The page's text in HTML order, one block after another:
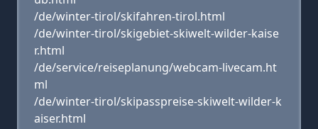
/de/winter-tirol/skifahren-tirol.html
/de/winter-tirol/skigebiet-skiwelt-wilder-kaise
r.html
/de/service/reiseplanung/webcam-livecam.ht
ml
/de/winter-tirol/skipasspreise-skiwelt-wilder-k
aiser.html